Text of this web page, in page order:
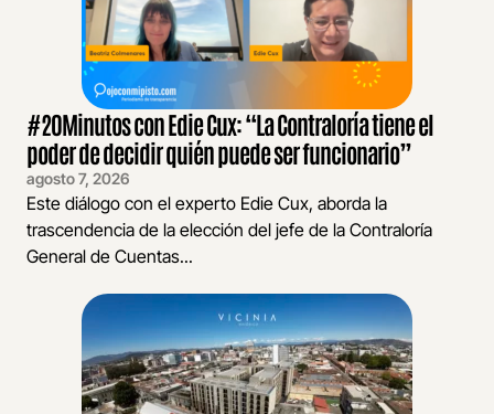
#20Minutos con Edie Cux: “La Contraloría tiene el
poder de decidir quién puede ser funcionario”
agosto 7, 2026
Este diálogo con el experto Edie Cux, aborda la
trascendencia de la elección del jefe de la Contraloría
General de Cuentas...